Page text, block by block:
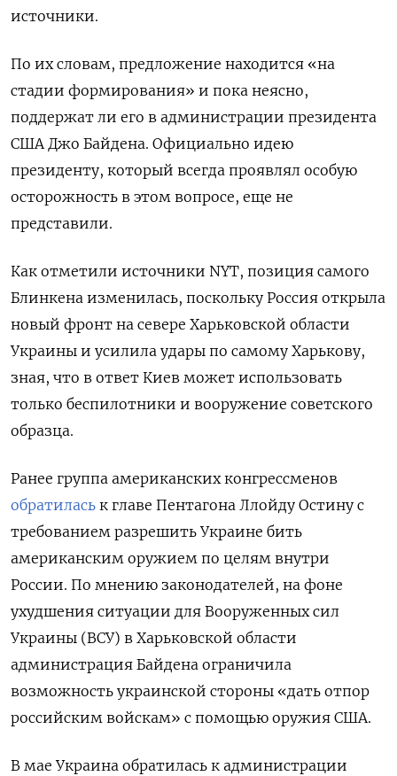
источники.
По их словам, предложение находится «на
стадии формирования» и пока неясно,
поддержат ли его в администрации президента
США Джо Байдена. Официально идею
президенту, который всегда проявлял особую
осторожность в этом вопросе, еще не
представили.
Как отметили источники NYT, позиция самого
Блинкена изменилась, поскольку Россия открыла
новый фронт на севере Харьковской области
Украины и усилила удары по самому Харькову,
зная, что в ответ Киев может использовать
только беспилотники и вооружение советского
образца.
Ранее группа американских конгрессменов
обратилась к главе Пентагона Ллойду Остину с
требованием разрешить Украине бить
американским оружием по целям внутри
России. По мнению законодателей, на фоне
ухудшения ситуации для Вооруженных сил
Украины (ВСУ) в Харьковской области
администрация Байдена ограничила
возможность украинской стороны «дать отпор
российским войскам» с помощью оружия США.
В мае Украина обратилась к администрации